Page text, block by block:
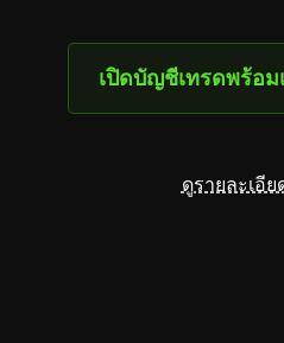
เปิดบัญชีเทรดพร้อม
ดูรายละเอีย